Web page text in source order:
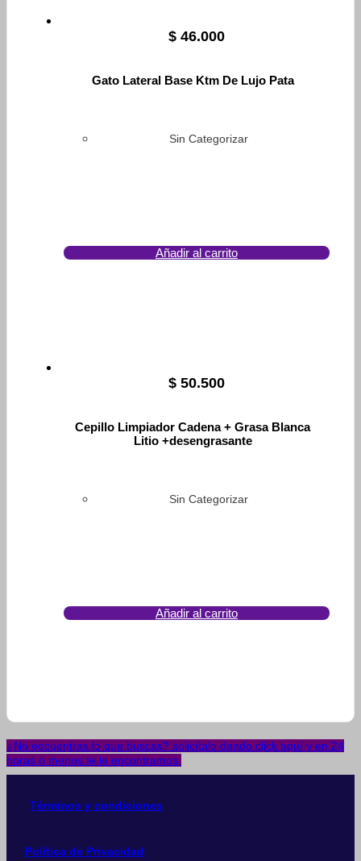
$ 46.000
Gato Lateral Base Ktm De Lujo Pata
Sin Categorizar
Añadir al carrito
$ 50.500
Cepillo Limpiador Cadena + Grasa Blanca
Litio +desengrasante
Sin Categorizar
Añadir al carrito
¿No encuentras lo que buscas? solicítalo dando click aquí y en 24
horas o menos te lo encontramos.
Términos y condiciones
Política de Privacidad